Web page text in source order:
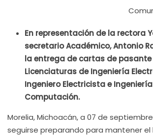
En representación de la rectora
secretario Académico, Antonio
la entrega de cartas de
Licenciaturas de Ingeniería
Ingeniero Electricista e
Computación.
Morelia, Michoacán, a 07 de
seguirse preparando para mantener el